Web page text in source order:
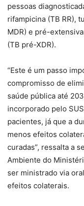
pessoas
rifampicina (TB RR),
MDR) e pré-
(TB pré-XDR).
“Este é um passo
compromisso de
saúde pública até
incorporado pelo
pacientes, já que a
menos efeitos
curadas”, ressalta a
Ambiente do
ser ministrado via
efeitos colaterais.